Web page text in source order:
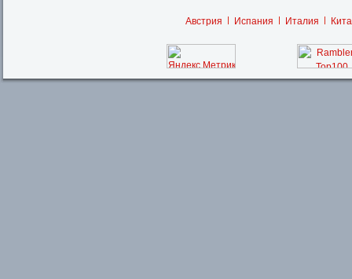
Австрия Испания Италия